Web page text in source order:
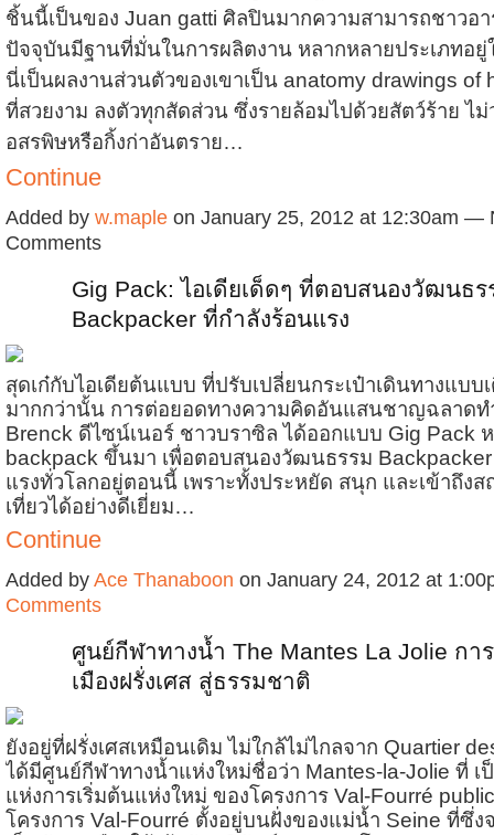
ชิ้นนี้เป็นของ Juan gatti ศิลปินมากความสามารถชาวอ
ปัจจุบันมีฐานที่มั่นในการผลิตงาน หลากหลายประเภทอยู่
นี่เป็นผลงานส่วนตัวของเขาเป็น anatomy drawings of
ที่สวยงาม ลงตัวทุกสัดส่วน ซึ่งรายล้อมไปด้วยสัตว์ร้าย ไม่
อสรพิษหรือกิ้งก่าอันตราย…
Continue
Added by w.maple on January 25, 2012 at 12:30am —
Comments
Gig Pack: ไอเดียเด็ดๆ ที่ตอบสนองวัฒนธร
Backpacker ที่กำลังร้อนแรง
สุดเก๋กับไอเดียต้นแบบ ที่ปรับเปลี่ยนกระเป๋าเดินทางแบบ
มากกว่านั้น การต่อยอดทางความคิดอันแสนชาญฉลาดท
Brenck ดีไซน์เนอร์ ชาวบราซิล ได้ออกแบบ Gig Pack
backpack ขึ้นมา เพื่อตอบสนองวัฒนธรรม
แรงทั่วโลกอยู่ตอนนี้ เพราะทั้งประหยัด สนุก และเข้าถึงส
เที่ยวได้อย่างดีเยี่ยม…
Continue
Added by Ace Thanaboon on January 24, 2012 at
Comments
ศูนย์กีฬาทางน้ำ The Mantes La Jolie กา
เมืองฝรั่งเศส สู่ธรรมชาติ
ยังอยู่ที่ฝรั่งเศสเหมือนเดิม ไม่ใกล้ไม่ไกลจาก Quartier
ได้มีศูนย์กีฬาทางน้ำแห่งใหม่ชื่อว่า Mantes-la-Jolie ที่
แห่งการเริ่มต้นแห่งใหม่ ของโครงการ Val-Fourré
โครงการ Val-Fourré ตั้งอยู่บนฝั่งของแม่น้ำ Seine ที่ซึ่ง